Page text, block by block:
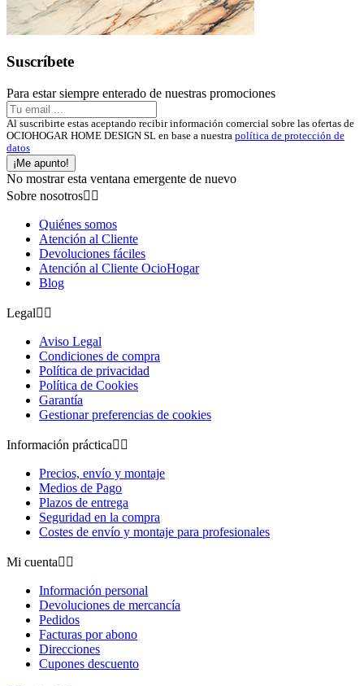
Suscríbete
Para estar siempre enterado de nuestras promociones
Al suscribirte estas aceptando recibir información comercial sobre las ofertas de
OCIOHOGAR HOME DESIGN SL en base a nuestra política de protección de
datos
¡Me apunto!
No mostrar esta ventana emergente de nuevo
Sobre nosotros 
Quiénes somos
Atención al Cliente
Devoluciones fáciles
Atención al Cliente OcioHogar
Blog
Legal 
Aviso Legal
Condiciones de compra
Política de privacidad
Política de Cookies
Garantía
Gestionar preferencias de cookies
Información práctica 
Precios, envío y montaje
Medios de Pago
Plazos de entrega
Seguridad en la compra
Costes de envío y montaje para profesionales
Mi cuenta 
Información personal
Devoluciones de mercancía
Pedidos
Facturas por abono
Direcciones
Cupones descuento